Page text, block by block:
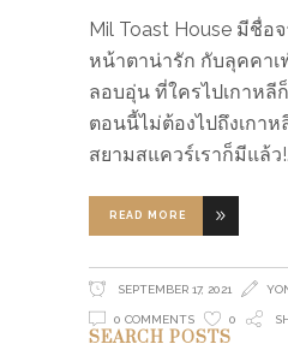
Mil Toast House มีชื่อ
หน้าตาน่ารัก กับลุคคา
ลอบอุ่น ที่ใครไปเกาหลี
ตอนนี้ไม่ต้องไปถึงเกาห
สยามสแควร์เราก็มีแล้ว!
READ MORE
SEPTEMBER 17, 2021
0 COMMENTS 0
SEARCH POSTS